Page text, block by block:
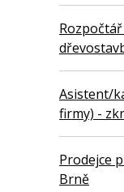
Asistent/
firmy) -
Prodejce
Brně